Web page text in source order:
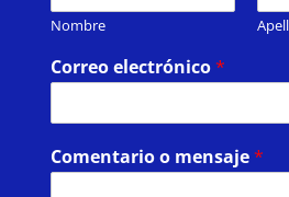
Nombre
Correo electrónico*
Comentario o mensaje*